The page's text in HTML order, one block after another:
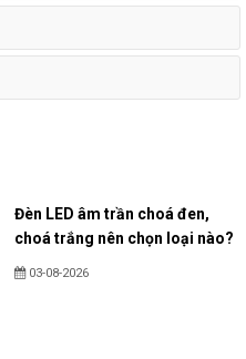
Đèn LED âm trần choá đen,
choá trắng nên chọn loại nào?
03-08-2026